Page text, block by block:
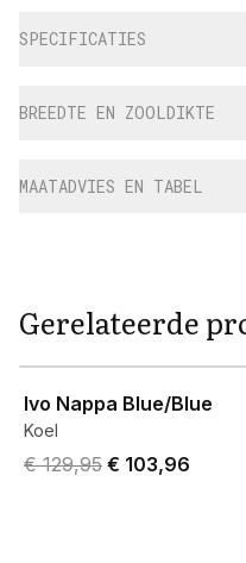
SPECIFICATIES
BREEDTE EN ZOOLDIKTE
MAATADVIES EN TABEL
Gerelateerde
Ivo Nappa Blue/Blue
Koel
Original price was €
€ 129,95 Current price
€ 103,96